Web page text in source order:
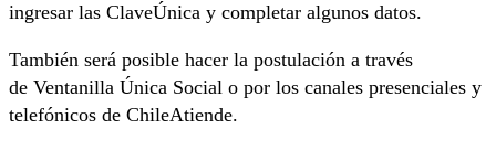
ingresar las ClaveÚnica y completar algunos datos.
También será posible hacer la postulación a través
de Ventanilla Única Social o por los canales presenciales y
telefónicos de ChileAtiende.